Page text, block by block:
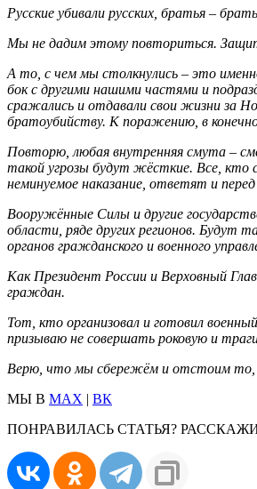
Русские убивали русских, братья –
Мы не дадим этому повториться.
А то, с чем мы столкнулись – это
бок с другими нашими частями и
сражались и отдавали свои жизни за
братоубийству. К поражению, в
Повторю, любая внутренняя смута –
такой угрозы будут жёсткие. Все,
неминуемое наказание, ответят и
Вооружённые Силы и другие
области, ряде других регионов. Будут
органов гражданского и военного
Как Президент России и Верховный
граждан.
Тот, кто организовал и готовил
призываю не совершать роковую и
Верю, что мы сбережём и отстоим то,
МЫ В MAX | ВК
ПОНРАВИЛАСЬ СТАТЬЯ?